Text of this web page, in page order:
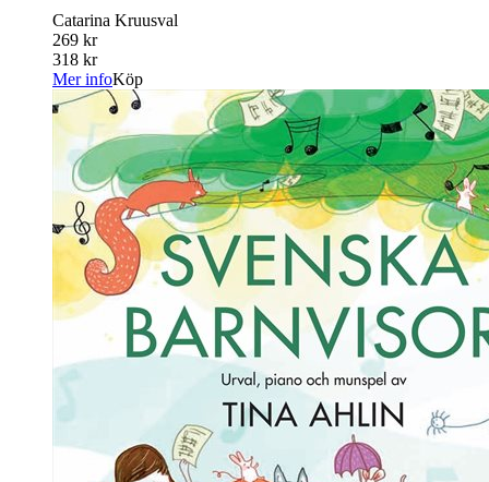
Catarina Kruusval
269 kr
318 kr
Mer infoKöp